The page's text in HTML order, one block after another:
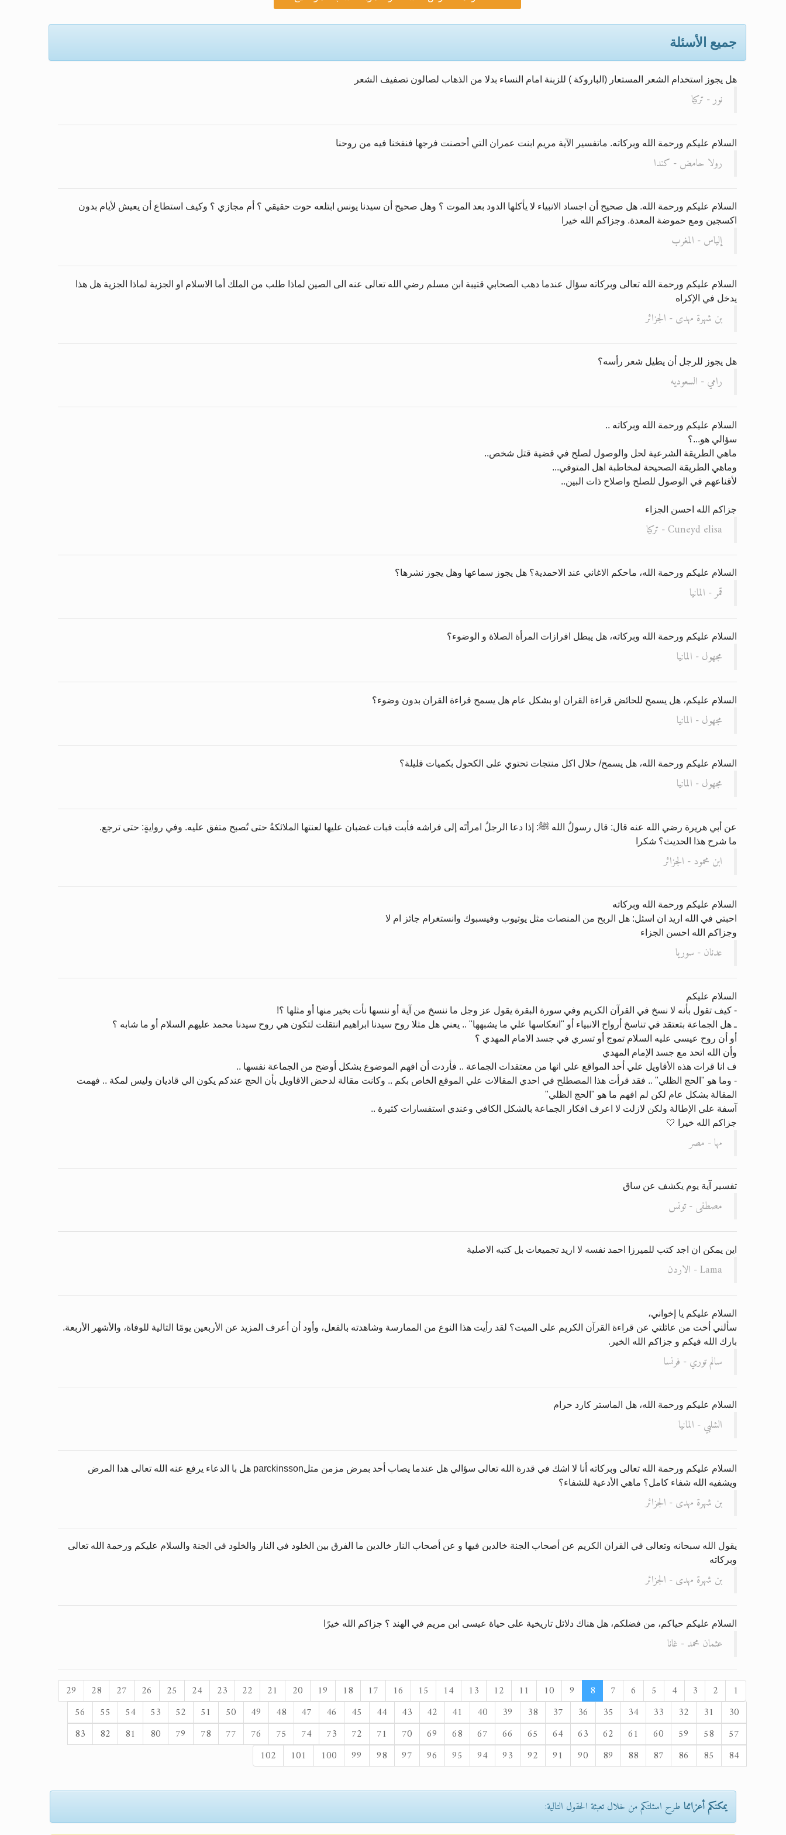
الحجّ.. دلالات، حِكم، وأهداف >> المزيد
اقرأ هذا المقال في أهمية عيد الأضحى وأحكامه >> المزيد
اقرأ هذا المقال في أهمية عيد الأضحى وأحكامه >> المزيد
تعميم هامّ لأفراد الجماعة >> المزيد
جميع الأسئلة
هل يجوز استخدام الشعر المستعار (الباروكة ) للزبنة امام النساء بدلا من الذهاب لصالون تصفيف الشعر
نور - تركيا
السلام عليكم ورحمة الله وبركاته. ماتفسير الآية مريم ابنت عمران التي أحصنت فرجها فنفخنا فيه من روحنا
رولا حامض - كندا
السلام عليكم ورحمة الله. هل صحيح أن اجساد الانبياء لا يأكلها الدود بعد الموت ؟ وهل صحيح أن سيدنا يونس ابتلعه حوت حقيقي ؟ أم مجازي ؟ وكيف استطاع أن يعيش لأيام بدون
اكسجين ومع حموضة المعدة. وجزاكم الله خيرا
إلياس - المغرب
السلام عليكم ورحمة الله تعالى وبركاته سؤال عندما دهب الصحابي قتيبة ابن مسلم رضي الله تعالى عنه الى الصين لماذا طلب من الملك أما الاسلام او الجزية لماذا الجزية هل هذا
يدخل في الإكراه
بن شهرة مهدى - الجزائر
هل يجوز للرجل أن يطيل شعر رأسه؟
رامي - السعوديه
السلام عليكم ورحمة الله وبركاته ..
سؤالي هو...؟
ماهي الطريقة الشرعية لحل والوصول لصلح في قضية قتل شخص..
وماهي الطريقة الصحيحة لمخاطبة اهل المتوفي...
لأقناعهم في الوصول للصلح واصلاح ذات البين..
جزاكم الله احسن الجزاء
Cuneyd elisa - تركيا
السلام عليكم ورحمة الله، ماحكم الاغاني عند الاحمدية؟ هل يجوز سماعها وهل يجوز نشرها؟
قمر - المانيا
السلام عليكم ورحمة الله وبركاته، هل يبطل افرازات المرأة الصلاة و الوضوء؟
مجهول - المانيا
السلام عليكم، هل يسمح للحائض قراءة القران او بشكل عام هل يسمح قراءة القران بدون وضوء؟
مجهول - المانيا
السلام عليكم ورحمة الله، هل يسمح/ حلال اكل منتجات تحتوي على الكحول بكميات قليلة؟
مجهول - المانيا
عن أبي هريرة رضي الله عنه قال: قال رسولُ الله ﷺ: إذا دعا الرجلُ امرأتَه إلى فراشه فأبت فبات غضبان عليها لعنتها الملائكةُ حتى تُصبح متفق عليه. وفي روايةٍ: حتى ترجع.
ما شرح هذا الحديث؟ شكرا
ابن محمود - الجزائر
السلام عليكم ورحمة الله وبركاته
احبتي في الله اريد ان اسئل: هل الربح من المنصات مثل يوتيوب وفيسبوك وانستغرام جائز ام لا
وجزاكم الله احسن الجزاء
عدنان - سوريا
السلام عليكم
- كيف تقول بأنه لا نسخ في القرآن الكريم وفي سورة البقرة يقول عز وجل ما ننسخ من آية أو ننسها نأت بخير منها أو مثلها ؟!
ـ هل الجماعة بتعتقد في تناسخ أرواح الانبياء أو "انعكاسها علي ما يشبهها" .. يعني هل مثلا روح سيدنا ابراهيم انتقلت لتكون هي روح سيدنا محمد عليهم السلام أو ما شابه ؟
أو أن روح عيسى عليه السلام تموج أو تسري في جسد الامام المهدي ؟
وأن الله اتحد مع جسد الإمام المهدي
ف انا قرات هذه الأقاويل علي أحد المواقع علي انها من معتقدات الجماعة .. فأردت أن افهم الموضوع بشكل أوضح من الجماعة نفسها ..
- وما هو "الحج الظلي" .. فقد قرأت هذا المصطلح في احدي المقالات علي الموقع الخاص بكم .. وكانت مقالة لدحض الاقاويل بأن الحج عندكم يكون الي قاديان وليس لمكة .. فهمت
المقالة بشكل عام لكن لم افهم ما هو "الحج الظلي"
آسفة علي الإطالة ولكن لازلت لا اعرف افكار الجماعة بالشكل الكافي وعندي استفسارات كثيرة ..
جزاكم الله خيرا 🤍
مها - مصر
تفسير آية يوم يكشف عن ساق
مصطفى - تونس
اين يمكن ان اجد كتب للميرزا احمد نفسه لا اريد تجميعات بل كتبه الاصلية
Lama - الاردن
السلام عليكم يا إخواني،
سألني أخت من عائلتي عن قراءة القرآن الكريم على الميت؟ لقد رأيت هذا النوع من الممارسة وشاهدته بالفعل، وأود أن أعرف المزيد عن الأربعين يومًا التالية للوفاة، والأشهر الأربعة.
بارك الله فيكم و جزاكم الله الخير.
سالم توري - فرنسا
السلام عليكم ورحمة الله، هل الماستر كارد حرام
الشلبي - المانيا
السلام عليكم ورحمة الله تعالى وبركاته أنا لا اشك في قدرة الله تعالى سؤالي هل عندما يصاب أحد بمرض مزمن متلparckinsson هل با الدعاء يرفع عنه الله تعالى هدا المرض
ويشفيه الله شفاء كامل؟ ماهي الأدعية للشفاء؟
بن شهرة مهدى - الجزائر
يقول الله سبحانه وتعالى في القران الكريم عن أصحاب الجنة خالدين فيها و عن أصحاب النار خالدين ما الفرق بين الخلود في النار والخلود في الجنة والسلام عليكم ورحمة الله تعالى
وبركاته
بن شهرة مهدى - الجزائر
السلام عليكم حياكم، من فضلكم، هل هناك دلائل تاريخية على حياة عيسى ابن مريم في الهند ؟ جزاكم الله خيرًا
عثمان محمد - غانا
1
2
3
4
5
6
7
8
9
10
11
12
13
14
15
16
17
18
19
20
21
22
23
24
25
26
27
28
29
30
31
32
33
34
35
36
37
38
39
40
41
42
43
44
45
46
47
48
49
50
51
52
53
54
55
56
57
58
59
60
61
62
63
64
65
66
67
68
69
70
71
72
73
74
75
76
77
78
79
80
81
82
83
84
85
86
87
88
89
90
91
92
93
94
95
96
97
98
99
100
101
102